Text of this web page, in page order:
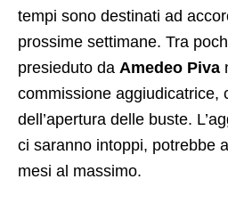
tempi sono destinati ad
prossime settimane. Tra
presieduto da Amedeo Piva
commissione aggiudicatrice,
dell’apertura delle buste.
ci saranno intoppi, potrebbe
mesi al massimo.